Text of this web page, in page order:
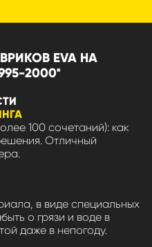
EVA НА
2000*
100 сочетаний): как
Отличный
в виде специальных
о грязи и воде в
даже в непогоду.